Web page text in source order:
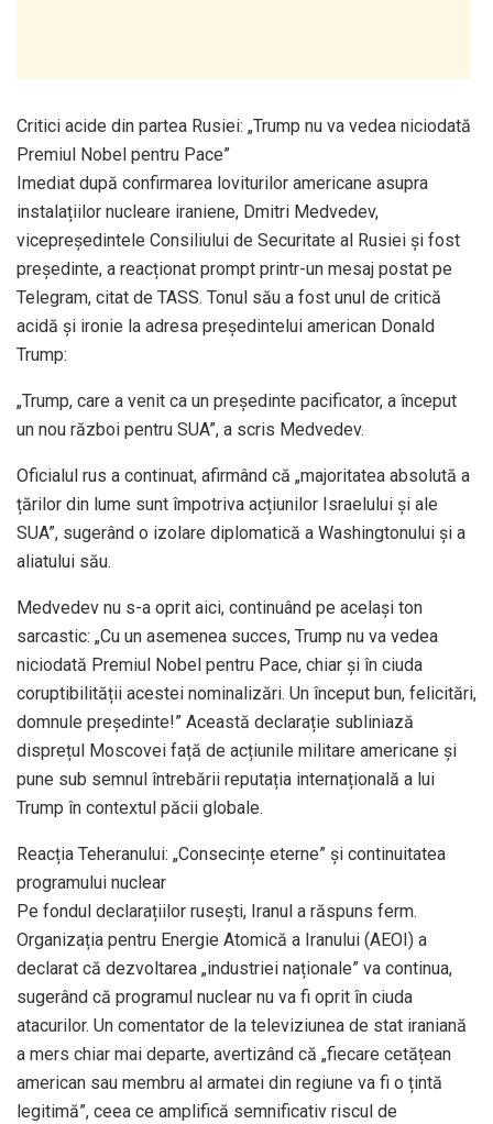
Critici acide din partea Rusiei: „Trump nu va vedea niciodată
Premiul Nobel pentru Pace”
Imediat după confirmarea loviturilor americane asupra
instalațiilor nucleare iraniene, Dmitri Medvedev,
vicepreședintele Consiliului de Securitate al Rusiei și fost
președinte, a reacționat prompt printr-un mesaj postat pe
Telegram, citat de TASS. Tonul său a fost unul de critică
acidă și ironie la adresa președintelui american Donald
Trump:
„Trump, care a venit ca un președinte pacificator, a început
un nou război pentru SUA”, a scris Medvedev.
Oficialul rus a continuat, afirmând că „majoritatea absolută a
țărilor din lume sunt împotriva acțiunilor Israelului și ale
SUA”, sugerând o izolare diplomatică a Washingtonului și a
aliatului său.
Medvedev nu s-a oprit aici, continuând pe același ton
sarcastic: „Cu un asemenea succes, Trump nu va vedea
niciodată Premiul Nobel pentru Pace, chiar și în ciuda
coruptibilității acestei nominalizări. Un început bun, felicitări,
domnule președinte!” Această declarație subliniază
disprețul Moscovei față de acțiunile militare americane și
pune sub semnul întrebării reputația internațională a lui
Trump în contextul păcii globale.
Reacția Teheranului: „Consecințe eterne” și continuitatea
programului nuclear
Pe fondul declarațiilor rusești, Iranul a răspuns ferm.
Organizația pentru Energie Atomică a Iranului (AEOI) a
declarat că dezvoltarea „industriei naționale” va continua,
sugerând că programul nuclear nu va fi oprit în ciuda
atacurilor. Un comentator de la televiziunea de stat iraniană
a mers chiar mai departe, avertizând că „fiecare cetățean
american sau membru al armatei din regiune va fi o țintă
legitimă”, ceea ce amplifică semnificativ riscul de